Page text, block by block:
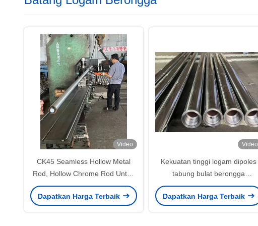
Video
CK45 Seamless Hollow Metal
Rod, Hollow Chrome Rod Untuk
Silinder Hidraulik
Dapatkan Harga Terbaik
Video
Kekuatan tinggi logam dipoles
tabung bulat berongga
Konduktivitas baik
Dapatkan Harga Terbaik